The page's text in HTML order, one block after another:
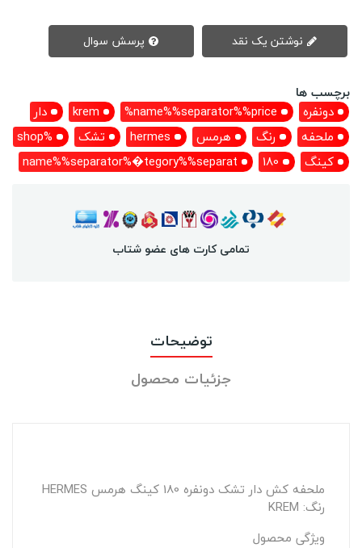
برچسب ها
دونفره
name%%separator%%price%
krem
دار
ملحفه
رنگ هرمس hermes تشک
%shop
کینگ
180
name%%separator%�tegory%%separat
تمامی کارت های عضو شتاب
توضیحات
جزئیات محصول
ملحفه کش دار تشک دونفره 180 کینگ هرمس HERMES
رنگ: KREM
ویژگی محصول